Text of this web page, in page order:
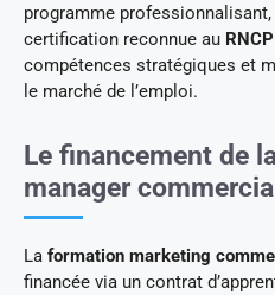
programme
certification reconnue au
compétences stratégiques et
le marché de l’emploi.
Le financement de
manager commercial
La formation marketing
financée via un contrat